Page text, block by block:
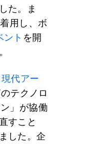
た。ま
用し、ボ
ント を開
代アー
テクノロ
」が協働
すこと
した。企